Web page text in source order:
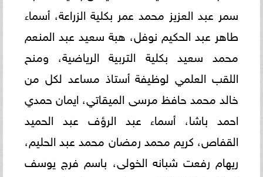
سمر عبد العزيز محمد عمر بكلية الزراعة، أسماء
طاهر عبد الحكيم نوفل، هبة سعيد عبد المنعم
محمد سعيد بكلية التربية الرياضية، ومنح
اللقب العلمي لوظيفة أستاذ مساعد لكل من
خالد محمد حافظ مرسى الميقاتي، ايمان حمدي
احمد باشا، أسماء عبد الرؤف عبد الحميد
القفاص، كريم محمد رمضان محمد عبد الحليم،
ريهام رفعت شبانه الخولى، باسم فرج يوسف